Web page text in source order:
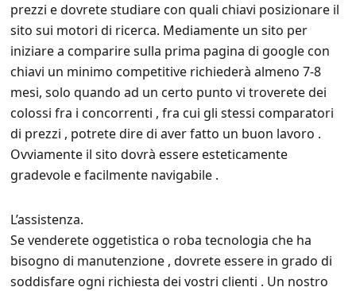
prezzi e dovrete studiare con quali chiavi posizionare il
sito sui motori di ricerca. Mediamente un sito per
iniziare a comparire sulla prima pagina di google con
chiavi un minimo competitive richiederà almeno 7-8
mesi, solo quando ad un certo punto vi troverete dei
colossi fra i concorrenti , fra cui gli stessi comparatori
di prezzi , potrete dire di aver fatto un buon lavoro .
Ovviamente il sito dovrà essere esteticamente
gradevole e facilmente navigabile .
L’assistenza.
Se venderete oggetistica o roba tecnologia che ha
bisogno di manutenzione , dovrete essere in grado di
soddisfare ogni richiesta dei vostri clienti . Un nostro